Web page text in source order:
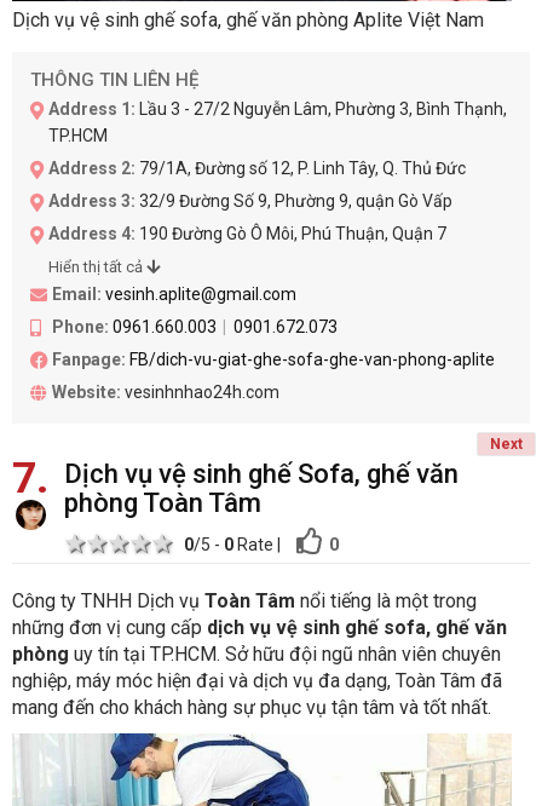
Dịch vụ vệ sinh ghế sofa, ghế văn phòng Aplite Việt Nam
THÔNG TIN LIÊN HỆ
Address 1: Lầu 3 - 27/2 Nguyễn Lâm, Phường 3, Bình Thạnh,
TP.HCM
Address 2: 79/1A, Đường số 12, P. Linh Tây, Q. Thủ Đức
Address 3: 32/9 Đường Số 9, Phường 9, quận Gò Vấp
Address 4: 190 Đường Gò Ô Môi, Phú Thuận, Quận 7
Hiển thị tất cả
Email: vesinh.aplite@gmail.com
Phone: 0961.660.003
0901.672.073
Fanpage: FB/dich-vu-giat-ghe-sofa-ghe-van-phong-aplite
Website: vesinhnhao24h.com
Next
7
Dịch vụ vệ sinh ghế Sofa, ghế văn
phòng Toàn Tâm
5 stars
4 stars
3 stars
2 stars
1 star 0/5 - 0Rate 0
Công ty TNHH Dịch vụ Toàn Tâm nổi tiếng là một trong
những đơn vị cung cấp dịch vụ vệ sinh ghế sofa, ghế văn
phòng uy tín tại TP.HCM. Sở hữu đội ngũ nhân viên chuyên
nghiệp, máy móc hiện đại và dịch vụ đa dạng, Toàn Tâm đã
mang đến cho khách hàng sự phục vụ tận tâm và tốt nhất.